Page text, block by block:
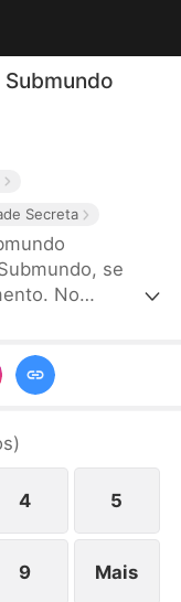
Secreta
se
No
na rua.
pai, enfrenta
por sua filha.
)
4 5
9 Mais